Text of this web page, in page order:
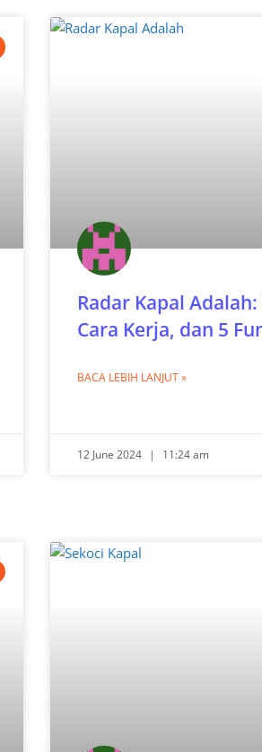
Radar Kapal
Cara Kerja, dan 5
BACA LEBIH LANJUT »
12 June 2024 11:24 am